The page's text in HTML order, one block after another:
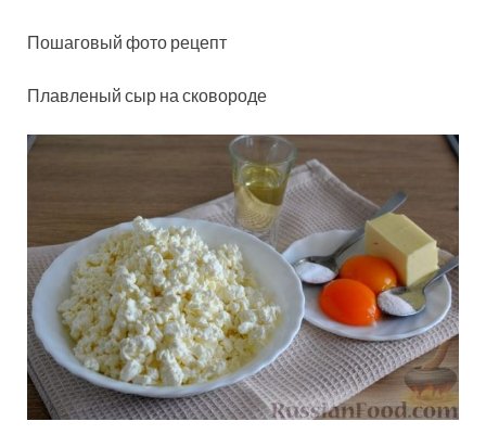
Пошаговый фото рецепт
Плавленый сыр на сковороде